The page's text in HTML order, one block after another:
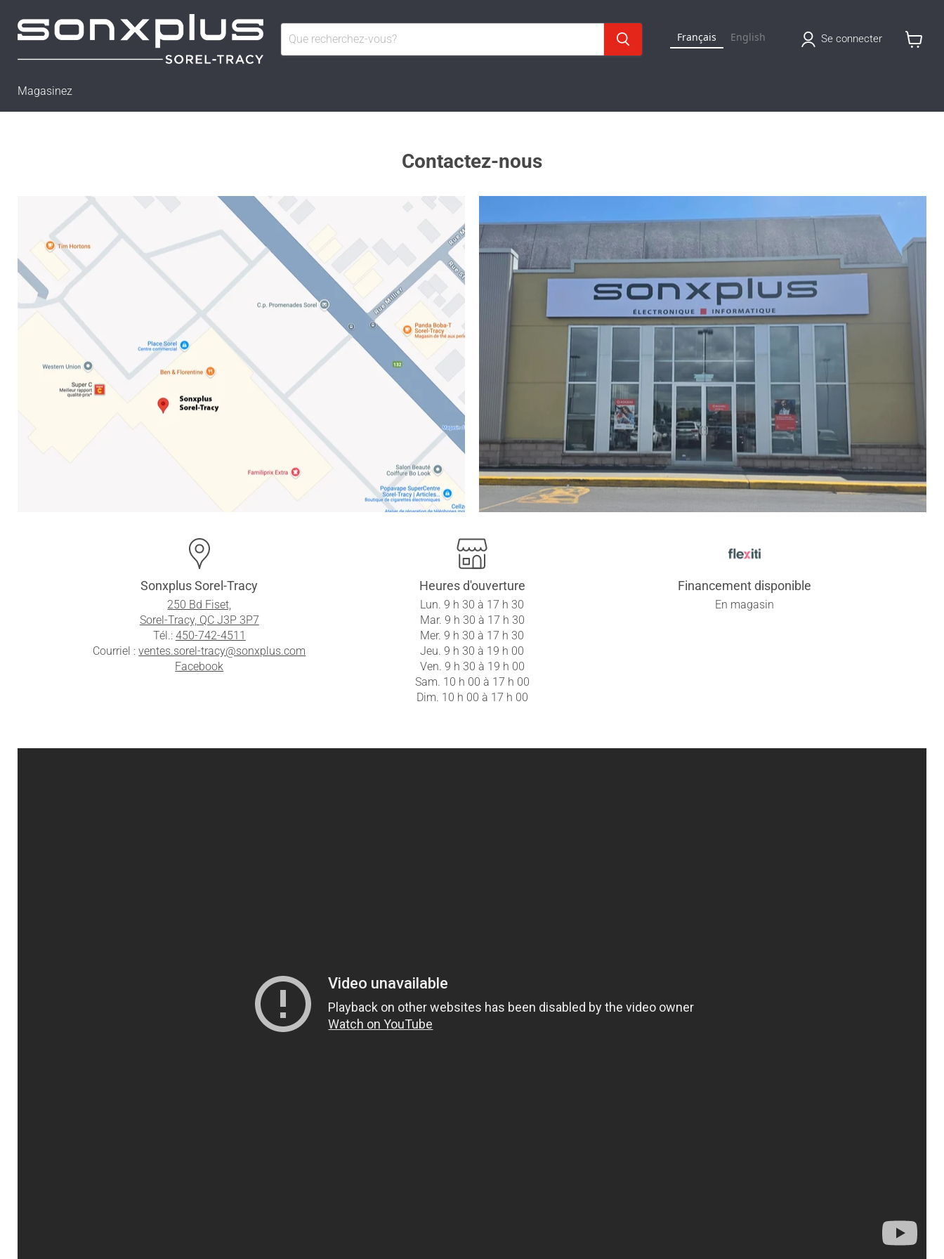
Français English Se connecter
Magasinez
Contactez-nous
Sonxplus Sorel-Tracy
250 Bd Fiset,
Sorel-Tracy, QC J3P 3P7
Tél.: 450-742-4511
Courriel :ventes.sorel-tracy@sonxplus.com
Facebook
Heures d'ouverture
Lun. 9 h 30 à 17 h 30
Mar. 9 h 30 à 17 h 30
Mer. 9 h 30 à 17 h 30
Jeu. 9 h 30 à 19 h 00
Ven. 9 h 30 à 19 h 00
Sam. 10 h 00 à 17 h 00
Dim. 10 h 00 à 17 h 00
Financement disponible
En magasin